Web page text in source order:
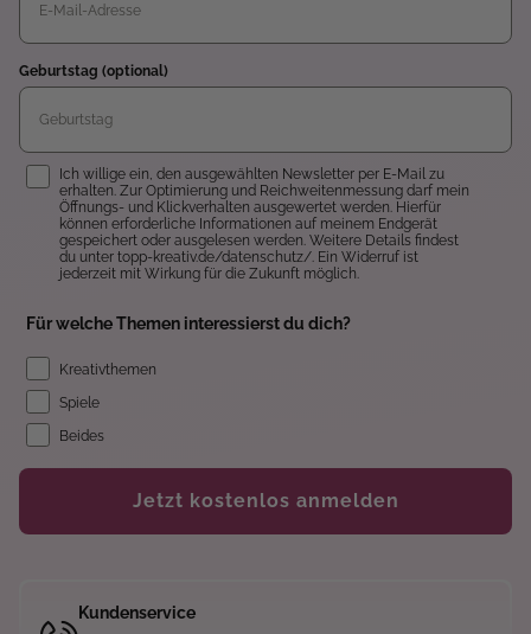
Geburtstag (optional)
Einwilligung
Ich willige ein, den ausgewählten Newsletter per E-Mail zu
erhalten. Zur Optimierung und Reichweitenmessung darf mein
Öffnungs- und Klickverhalten ausgewertet werden. Hierfür
können erforderliche Informationen auf meinem Endgerät
gespeichert oder ausgelesen werden. Weitere Details findest
du unter topp-kreativ.de/datenschutz/. Ein Widerruf ist
jederzeit mit Wirkung für die Zukunft möglich.
Für welche Themen interessierst du dich?
Kreativthemen
Spiele
Beides
Jetzt kostenlos anmelden
Kundenservice